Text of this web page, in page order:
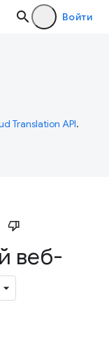
Войти
Translation API.
веб-